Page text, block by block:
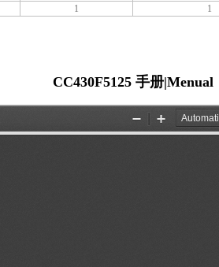
1 1
CC430F5125 手册|Menual